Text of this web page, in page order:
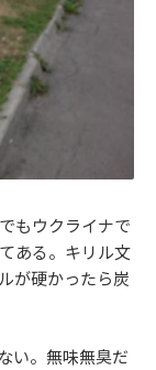
もウクライナで
ある。キリル文
が硬かったら炭
い。無味無臭だ